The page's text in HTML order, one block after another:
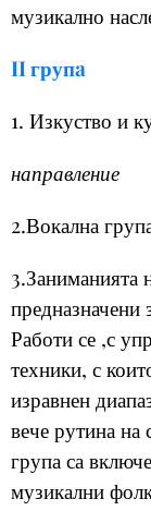
музикално
II групa
1. Изкуство и
направление
2.Вокална
3.Заниманията
предназначени
Работи се ,с
техники, с
изравнен
вече рутина на
група са
музикални